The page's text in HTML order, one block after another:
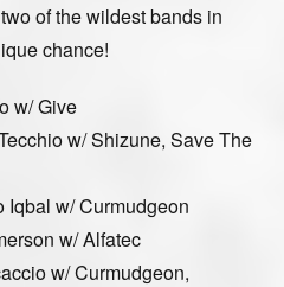
of the wildest bands in
chance!
w/ Give
w/ Shizune, Save The
Iqbal w/ Curmudgeon
w/ Alfatec
w/ Curmudgeon,